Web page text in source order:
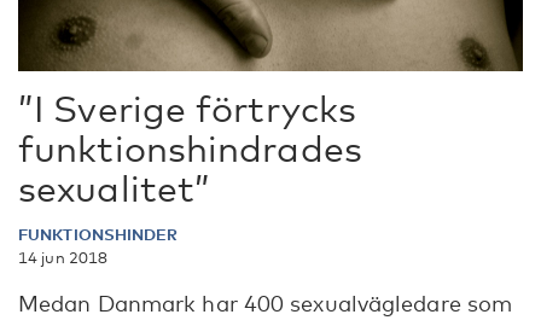
”I Sverige förtrycks
funktionshindrades
sexualitet”
FUNKTIONSHINDER
14 jun 2018
Medan Danmark har 400 sexualvägledare som